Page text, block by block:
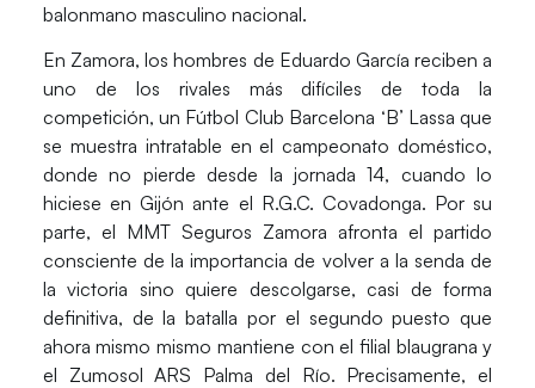
balonmano masculino nacional.
En Zamora, los hombres de Eduardo García reciben a
uno de los rivales más difíciles de toda la
competición, un Fútbol Club Barcelona ‘B’ Lassa que
se muestra intratable en el campeonato doméstico,
donde no pierde desde la jornada 14, cuando lo
hiciese en Gijón ante el R.G.C. Covadonga. Por su
parte, el MMT Seguros Zamora afronta el partido
consciente de la importancia de volver a la senda de
la victoria sino quiere descolgarse, casi de forma
definitiva, de la batalla por el segundo puesto que
ahora mismo mismo mantiene con el filial blaugrana y
el Zumosol ARS Palma del Río. Precisamente, el